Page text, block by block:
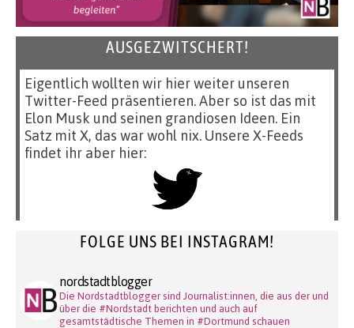
AUSGEZWITSCHERT!
Eigentlich wollten wir hier weiter unseren
Twitter-Feed präsentieren. Aber so ist das mit
Elon Musk und seinen grandiosen Ideen. Ein
Satz mit X, das war wohl nix. Unsere X-Feeds
findet ihr aber hier:
FOLGE UNS BEI INSTAGRAM!
nordstadtblogger
Die Nordstadtblogger sind Journalist:innen, die aus der und
über die #Nordstadt berichten und auch auf
gesamtstädtische Themen in #Dortmund schauen